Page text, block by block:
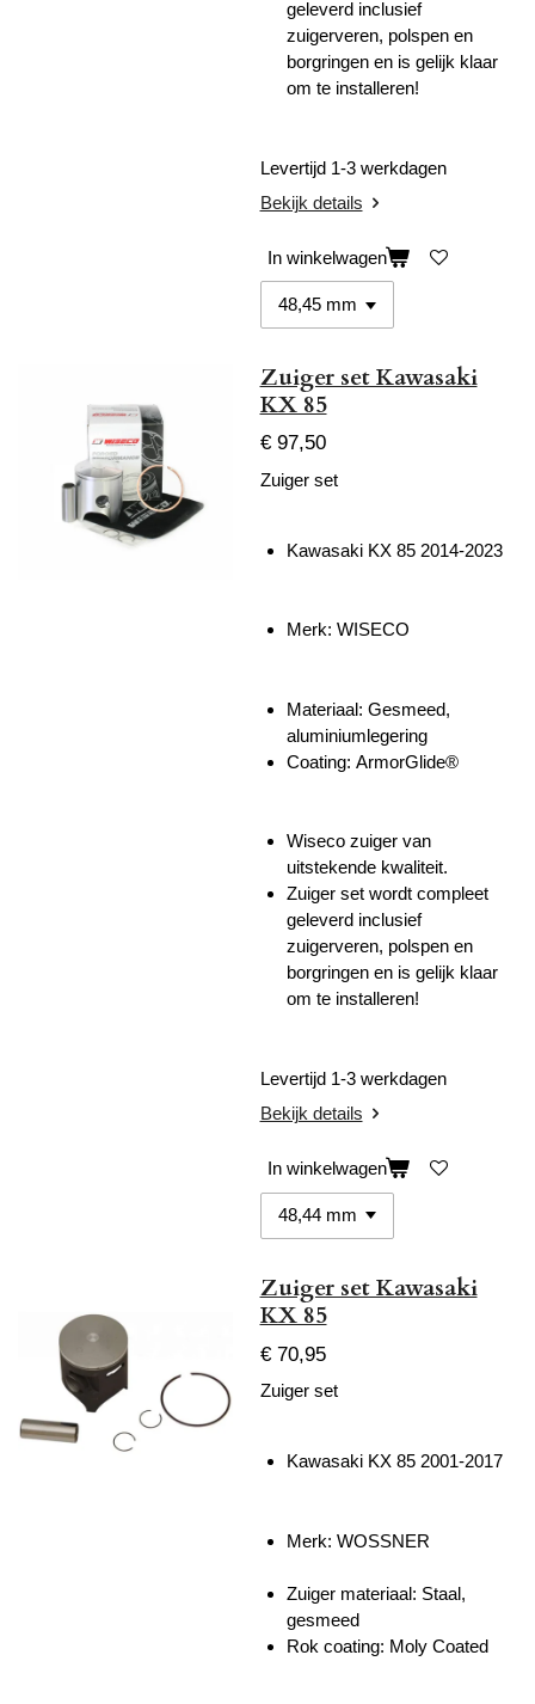
geleverd inclusief
zuigerveren, polspen en
borgringen en is gelijk klaar
om te installeren!
Levertijd 1-3 werkdagen
Bekijk details
In winkelwagen
Zuiger set Kawasaki
KX 85
€ 97,50
Zuiger set
Kawasaki KX 85 2014-2023
Merk: WISECO
Materiaal: Gesmeed,
aluminiumlegering
Coating: ArmorGlide®
Wiseco zuiger van
uitstekende kwaliteit.
Zuiger set wordt compleet
geleverd inclusief
zuigerveren, polspen en
borgringen en is gelijk klaar
om te installeren!
Levertijd 1-3 werkdagen
Bekijk details
In winkelwagen
Zuiger set Kawasaki
KX 85
€ 70,95
Zuiger set
Kawasaki KX 85 2001-2017
Merk: WOSSNER
Zuiger materiaal: Staal,
gesmeed
Rok coating: Moly Coated